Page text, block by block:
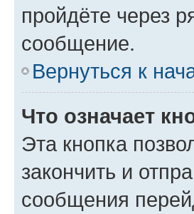
пройдёте через
сообщение.
Вернуться к
Что означает
Эта кнопка
закончить и
сообщения